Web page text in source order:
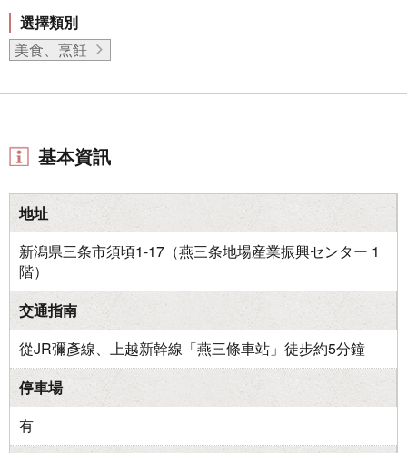
選擇類別
美食、烹飪
基本資訊
地址
新潟県三条市須頃1-17（燕三条地場産業振興センター 1
階）
交通指南
從JR彌彥線、上越新幹線「燕三條車站」徒步約5分鐘
停車場
有